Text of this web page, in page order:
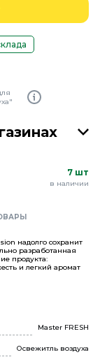
7 шт
в наличии
надолго сохранит
разработанная
продукта:
и легкий аромат
Master FRESH
Освежитль воздуха